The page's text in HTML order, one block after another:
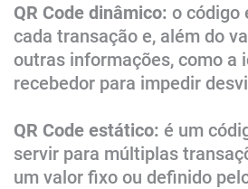
QR Code dinâmico: o código
cada transação e, além do
outras informações, como a
recebedor para impedir
QR Code estático: é um
servir para múltiplas
um valor fixo ou definido